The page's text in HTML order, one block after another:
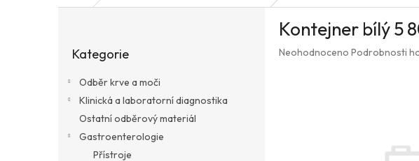
kategorie
Kategorie
Odběr krve a moči
Klinická a laboratorní diagnostika
Ostatní odběrový materiál
Gastroenterologie
Přístroje
Kontejner bílý 5
Průměrné
Neohodnoceno Podrobnosti